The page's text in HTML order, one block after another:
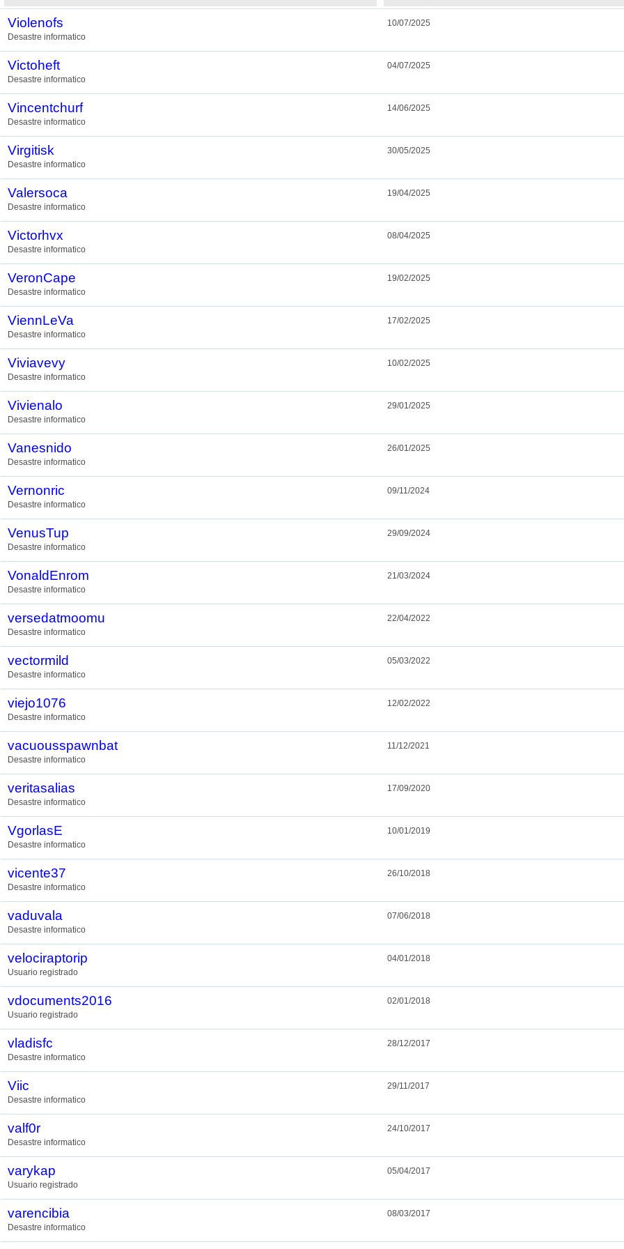
Violenofs
Desastre informatico
10/07/2025
Victoheft
Desastre informatico
04/07/2025
Vincentchurf
Desastre informatico
14/06/2025
Virgitisk
Desastre informatico
30/05/2025
Valersoca
Desastre informatico
19/04/2025
Victorhvx
Desastre informatico
08/04/2025
VeronCape
Desastre informatico
19/02/2025
ViennLeVa
Desastre informatico
17/02/2025
Viviavevy
Desastre informatico
10/02/2025
Vivienalo
Desastre informatico
29/01/2025
Vanesnido
Desastre informatico
26/01/2025
Vernonric
Desastre informatico
09/11/2024
VenusTup
Desastre informatico
29/09/2024
VonaldEnrom
Desastre informatico
21/03/2024
versedatmoomu
Desastre informatico
22/04/2022
vectormild
Desastre informatico
05/03/2022
viejo1076
Desastre informatico
12/02/2022
vacuousspawnbat
Desastre informatico
11/12/2021
veritasalias
Desastre informatico
17/09/2020
VgorlasE
Desastre informatico
10/01/2019
vicente37
Desastre informatico
26/10/2018
vaduvala
Desastre informatico
07/06/2018
velociraptorip
Usuario registrado
04/01/2018
vdocuments2016
Usuario registrado
02/01/2018
vladisfc
Desastre informatico
28/12/2017
Viic
Desastre informatico
29/11/2017
valf0r
Desastre informatico
24/10/2017
varykap
Usuario registrado
05/04/2017
varencibia
Desastre informatico
08/03/2017